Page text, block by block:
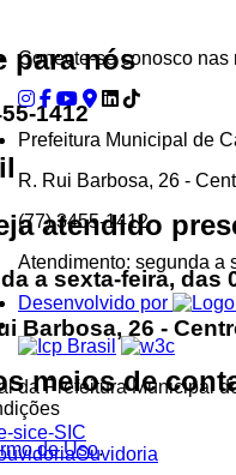
para nós
1412
atendido
a sexta-feira, das
Barbosa, 26 -
meios de
e-SIC
Ouvidoria
Conecte-se conosco nas
Prefeitura Municipal de
R. Rui Barbosa, 26 -
(77) 3455-1412
Atendimento: segunda a
Desenvolvido por
da Prefeitura Municipal
de Uso.